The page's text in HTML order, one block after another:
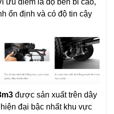
ưu điểm là độ bền bỉ cao,
ổn định và có độ tin cậy
được sản xuất trên dây
đại bậc nhất khu vực